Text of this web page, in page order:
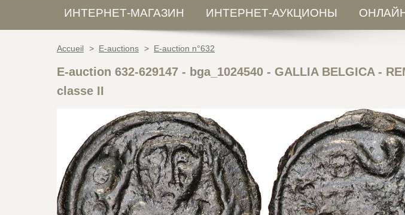
ИНТЕРНЕТ-МАГАЗИН ИНТЕРНЕТ-АУКЦИОНЫ
Accueil > E-auctions > E-auction n°632
E-auction 632-629147 - bga_1024540 - GALLIA BELGICA -
classe II